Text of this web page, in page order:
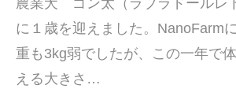
農業犬 ゴン太（ラブラドールレ
に１歳を迎えました。NanoFarm
重も3kg弱でしたが、この一年で
える大きさ…